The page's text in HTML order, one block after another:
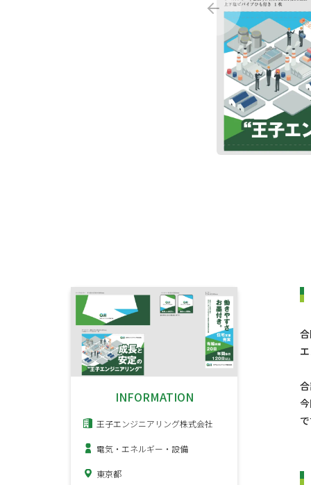
INFORMATION
王子エンジニアリング株式会社
電気・エネルギー・設備
東京都
で